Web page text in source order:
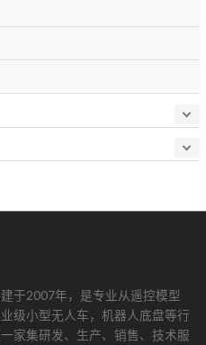
于2007年，是专业从遥控模型
级小型无人车，机器人底盘等行
家集研发、生产、销售、技术服